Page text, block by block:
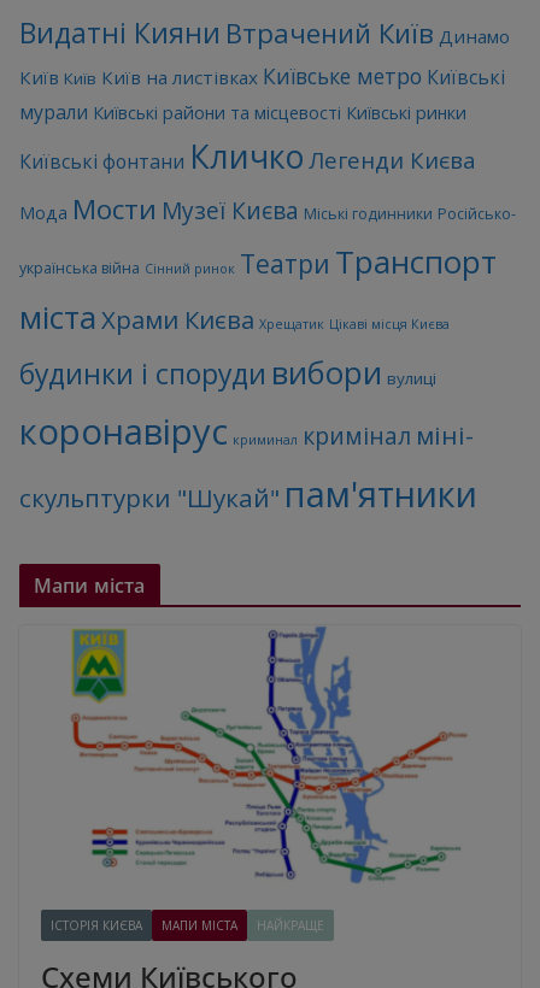
Видатні Кияни Втрачений Київ Динамо
Київ Київ Київ на листівках Київське метро Київські
мурали Київські райони та місцевості Київські ринки
Київські фонтани Кличко Легенди Києва
Мода Мости Музеї Києва Міські годинники Російсько-
українська війна Сінний ринок Театри Транспорт
міста Храми Києва Хрещатик Цікаві місця Києва
будинки і споруди вибори вулиці
коронавірус криминал кримінал міні-
скульптурки "Шукай" пам'ятники
Мапи міста
ІСТОРІЯ КИЄВА МАПИ МІСТА НАЙКРАЩЕ
Схеми Київського